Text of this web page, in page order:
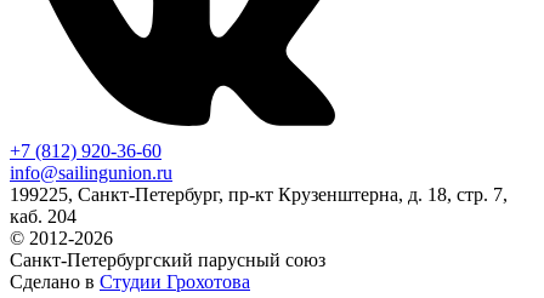
+7 (812) 920-36-60
info@sailingunion.ru
199225, Санкт-Петербург, пр-кт Крузенштерна, д. 18, стр. 7,
каб. 204
© 2012-2026
Санкт-Петербургский парусный союз
Сделано в Студии Грохотова